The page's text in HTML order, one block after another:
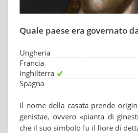
Quale paese era governato
Ungheria
Francia
Inghilterra
Spagna
Il nome della casata prende
genistae, ovvero «pianta di
che il suo simbolo fu il fiore di